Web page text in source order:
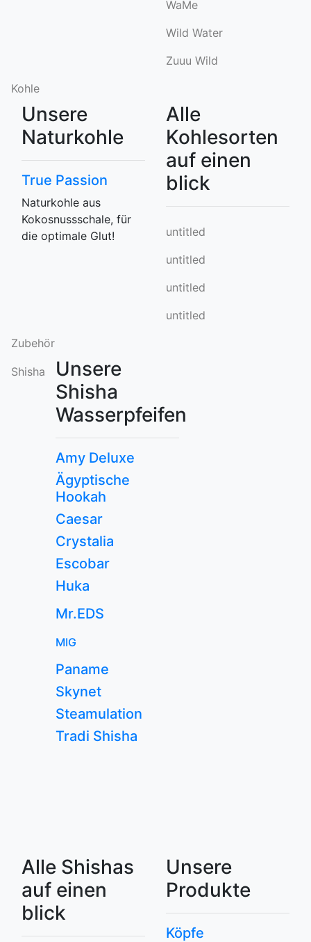
WaMe
Wild Water
Zuuu Wild
Kohle
Unsere
Naturkohle
True Passion
Naturkohle aus
Kokosnussschale, für
die optimale Glut!
Alle
Kohlesorten
auf einen
blick
untitled
untitled
untitled
untitled
Zubehör
Shisha
Unsere
Shisha
Wasserpfeifen
Amy Deluxe
Ägyptische
Hookah
Caesar
Crystalia
Escobar
Huka
Mr.EDS
MIG
Paname
Skynet
Steamulation
Tradi Shisha
Alle Shishas
auf einen
blick
Unsere
Produkte
Köpfe